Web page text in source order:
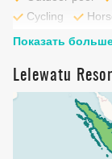
Cycling
Fitness centre
Показать
Lelewatu